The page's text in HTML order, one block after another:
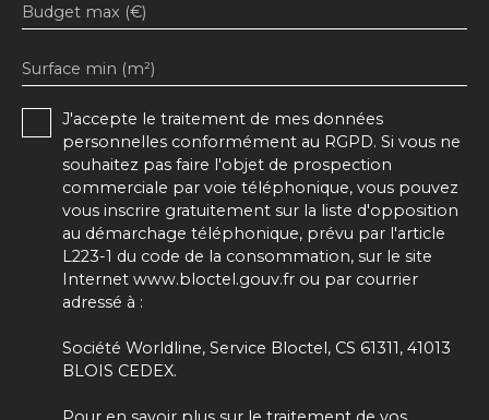
Budget max (€)
Surface min (m²)
J'accepte le traitement de mes données
personnelles conformément au RGPD. Si vous ne
souhaitez pas faire l'objet de prospection
commerciale par voie téléphonique, vous pouvez
vous inscrire gratuitement sur la liste d'opposition
au démarchage téléphonique, prévu par l'article
L223-1 du code de la consommation, sur le site
Internet www.bloctel.gouv.fr ou par courrier
adressé à :
Société Worldline, Service Bloctel, CS 61311, 41013
BLOIS CEDEX.